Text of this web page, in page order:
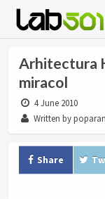
Arhitectura
miracol
4 June 2010
Written by
Share